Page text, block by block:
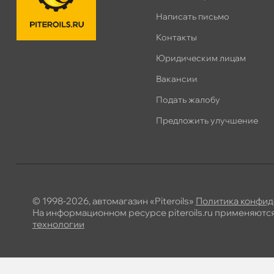
Написать письмо
Контакты
Юридическим лицам
акансии
Подать жалобу
Предложить улучшение
© 1998-2026, автомагазин «Piteroils» Политика
На информационном ресурсе piteroils.ru
технологии